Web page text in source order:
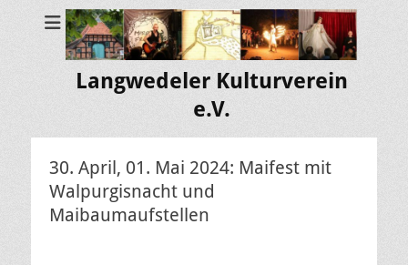
Langwedeler Kulturverein
e.V.
30. April, 01. Mai 2024: Maifest mit
Walpurgisnacht und
Maibaumaufstellen